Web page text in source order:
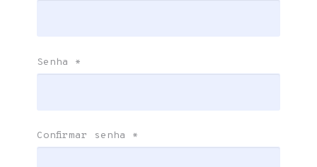
Senha *
Confirmar senha *